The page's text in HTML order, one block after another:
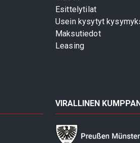
Esittelytilat
Usein kysytyt
Maksutiedot
Leasing
VIRALLINEN